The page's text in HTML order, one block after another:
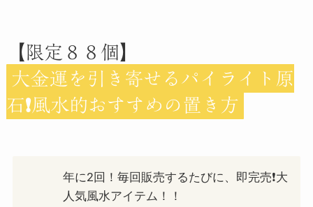
【限定８８個】
大金運を引き寄せるパイライト原
石❗️風水的おすすめの置き方
年に2回！毎回販売するたびに、即完売❗️大
人気風水アイテム！！